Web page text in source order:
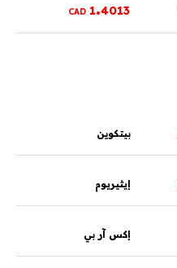
1.4013
CAD
بيتكوين
إيثيريوم
إكس آر بي